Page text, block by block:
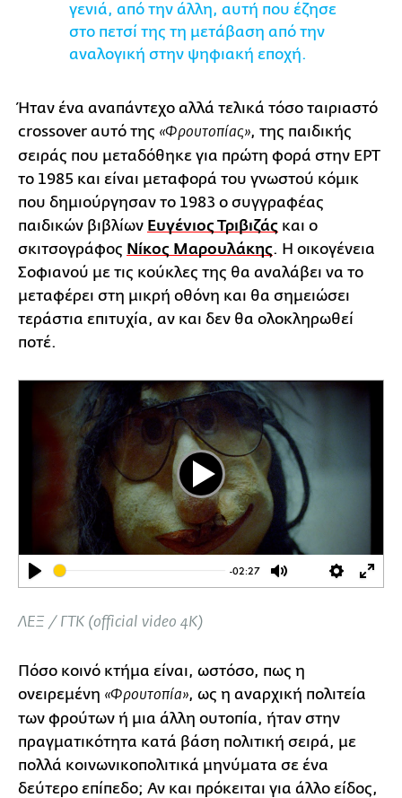
γενιά, από την άλλη, αυτή που έζησε
στο πετσί της τη μετάβαση από την
αναλογική στην ψηφιακή εποχή.
Ήταν ένα αναπάντεχο αλλά τελικά τόσο ταιριαστό
crossover αυτό της «Φρουτοπίας», της παιδικής
σειράς που μεταδόθηκε για πρώτη φορά στην ΕΡΤ
το 1985 και είναι μεταφορά του γνωστού κόμικ
που δημιούργησαν το 1983 ο συγγραφέας
παιδικών βιβλίων Ευγένιος Τριβιζάς και ο
σκιτσογράφος Νίκος Μαρουλάκης. Η οικογένεια
Σοφιανού με τις κούκλες της θα αναλάβει να το
μεταφέρει στη μικρή οθόνη και θα σημειώσει
τεράστια επιτυχία, αν και δεν θα ολοκληρωθεί
ποτέ.
Play
-02:27
Mute Settings
Play
ΛΕΞ / ΓΤΚ (official video 4K)
Πόσο κοινό κτήμα είναι, ωστόσο, πως η
ονειρεμένη «Φρουτοπία», ως η αναρχική πολιτεία
των φρούτων ή μια άλλη ουτοπία, ήταν στην
πραγματικότητα κατά βάση πολιτική σειρά, με
πολλά κοινωνικοπολιτικά μηνύματα σε ένα
δεύτερο επίπεδο; Αν και πρόκειται για άλλο είδος,